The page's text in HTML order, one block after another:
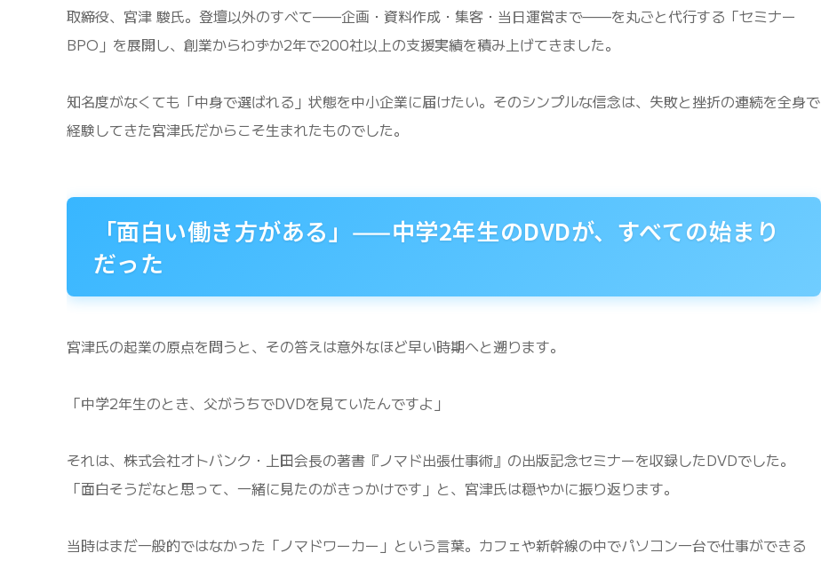
取締役、宮津 駿氏。登壇以外のすべて——企画・資料作成・集客・当日運営まで——を丸ごと代行する「セミナー
BPO」を展開し、創業からわずか2年で200社以上の支援実績を積み上げてきました。
知名度がなくても「中身で選ばれる」状態を中小企業に届けたい。そのシンプルな信念は、失敗と挫折の連続を全身で
経験してきた宮津氏だからこそ生まれたものでした。
「面白い働き方がある」——中学2年生のDVDが、すべての始まり
だった
宮津氏の起業の原点を問うと、その答えは意外なほど早い時期へと遡ります。
「中学2年生のとき、父がうちでDVDを見ていたんですよ」
それは、株式会社オトバンク・上田会長の著書『ノマド出張仕事術』の出版記念セミナーを収録したDVDでした。
「面白そうだなと思って、一緒に見たのがきっかけです」と、宮津氏は穏やかに振り返ります。
当時はまだ一般的ではなかった「ノマドワーカー」という言葉。カフェや新幹線の中でパソコン一台で仕事ができる